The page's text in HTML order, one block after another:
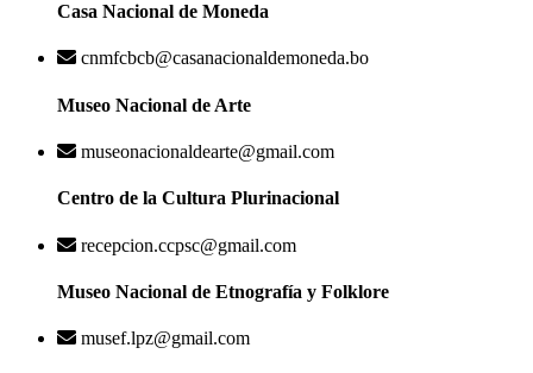
Casa Nacional de Moneda
cnmfcbcb@casanacionaldemoneda.bo
Museo Nacional de Arte
museonacionaldearte@gmail.com
Centro de la Cultura Plurinacional
recepcion.ccpsc@gmail.com
Museo Nacional de Etnografía y Folklore
musef.lpz@gmail.com